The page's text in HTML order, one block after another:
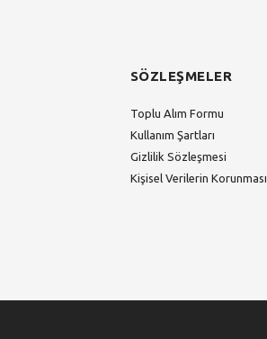
SÖZLEŞMELER
Toplu Alım Formu
Kullanım Şartları
Gizlilik Sözleşmesi
Kişisel Verilerin Korunması